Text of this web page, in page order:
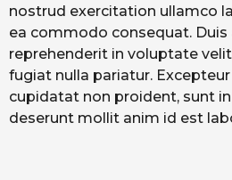
nostrud exercitation ullamco
ea commodo consequat. Duis
reprehenderit in voluptate
fugiat nulla pariatur.
cupidatat non proident, sunt
deserunt mollit anim id est